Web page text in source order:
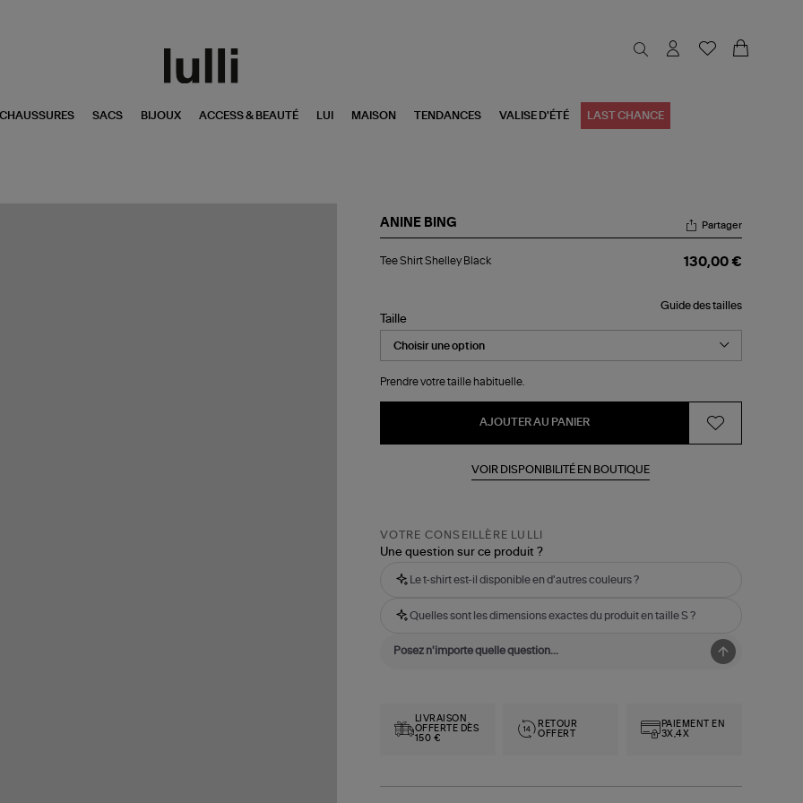
CHAUSSURES SACS BIJOUX ACCESS & BEAUTÉ LUI MAISON TENDANCES VALISE D'ÉTÉ LAST CHANCE
ANINE BING
Shirt
Partager
Tee Shirt Shelley Black 130,00 €
Guide des tailles
Taille
Prendre votre taille habituelle.
AJOUTER AU PANIER
VOIR DISPONIBILITÉ EN BOUTIQUE
VOTRE CONSEILLÈRE LULLI
Une question sur ce produit ?
Le t-shirt est-il disponible en d'autres couleurs ?
Quelles sont les dimensions exactes du produit en taille S ?
LIVRAISON
OFFERTE DÈS
150 €
RETOUR
OFFERT
PAIEMENT EN
3X,4X